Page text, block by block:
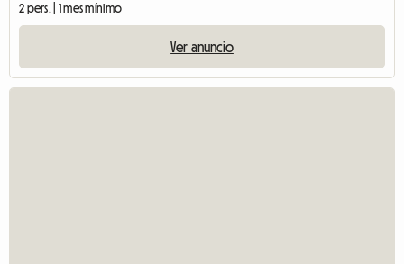
2 pers. | 1 mes mínimo
Ver anuncio